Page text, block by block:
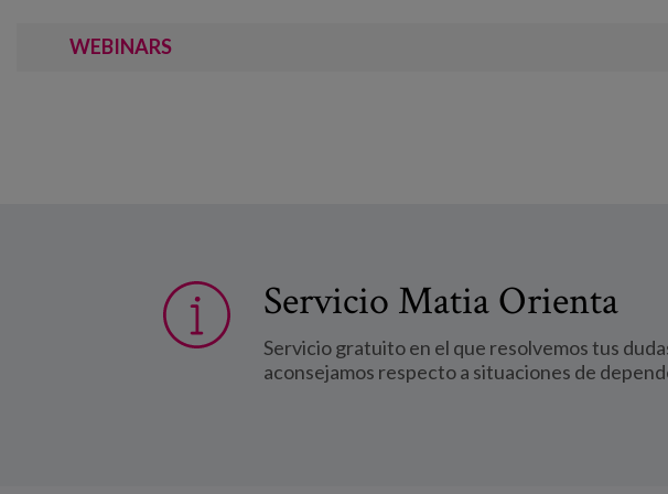
WEBINARS
Servicio Matia Orienta
Servicio gratuito en el que resolvemos tus
aconsejamos respecto a situaciones de